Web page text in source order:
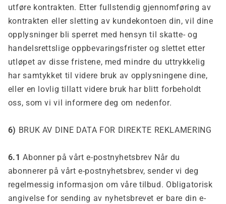
utføre kontrakten. Etter fullstendig gjennomføring av
kontrakten eller sletting av kundekontoen din, vil dine
opplysninger bli sperret med hensyn til skatte- og
handelsrettslige oppbevaringsfrister og slettet etter
utløpet av disse fristene, med mindre du uttrykkelig
har samtykket til videre bruk av opplysningene dine,
eller en lovlig tillatt videre bruk har blitt forbeholdt
oss, som vi vil informere deg om nedenfor.
6) BRUK AV DINE DATA FOR DIREKTE REKLAMERING
6.1 Abonner på vårt e-postnyhetsbrev Når du
abonnerer på vårt e-postnyhetsbrev, sender vi deg
regelmessig informasjon om våre tilbud. Obligatorisk
angivelse for sending av nyhetsbrevet er bare din e-